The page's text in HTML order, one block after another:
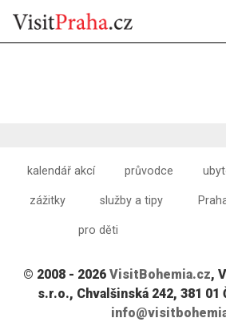
kalendář akcí průvodce
zážitky služby a tipy
pro děti
© 2008 - 2026 VisitBohemia.cz,
s.r.o., Chvalšinská 242, 381 01